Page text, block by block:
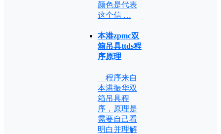
颜色是代表
这个信 …
本港zpmc双
箱吊具ttds程
序原理
程序来自
本港振华双
箱吊具程
序，原理是
需要自己看
明白并理解